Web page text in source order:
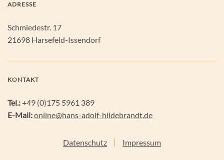
ADRESSE
Schmiedestr. 17
21698 Harsefeld-Issendorf
KONTAKT
Tel.:+49 (0)175 5961 389
E-Mail:online@hans-adolf-hildebrandt.de
Datenschutz Impressum